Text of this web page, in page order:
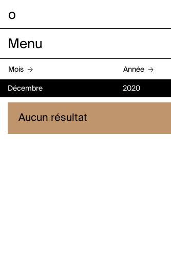
o
Menu
Mois Année
Décembre 2020
Aucun résultat